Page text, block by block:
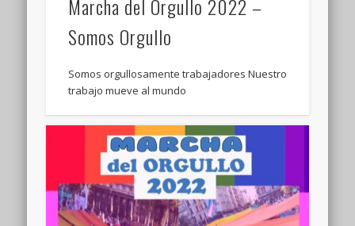
Marcha del Orgullo 2022 –
Somos Orgullo
Somos orgullosamente trabajadores Nuestro
trabajo mueve al mundo